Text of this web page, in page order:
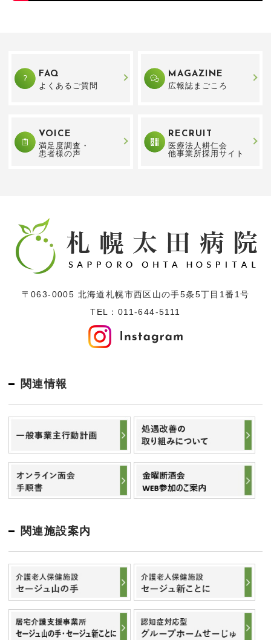
FAQ
よくあるご質問
MAGAZINE
広報誌まごころ
VOICE
満足度調査・
患者様の声
RECRUIT
医療法人耕仁会
他事業所採用サイト
〒063-0005 北海道札幌市西区山の手5条5丁目1番1号
TEL： 011-644-5111
関連情報
関連施設案内